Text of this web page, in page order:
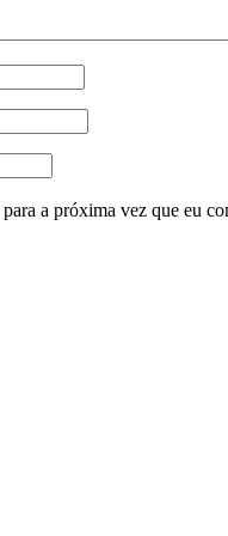
a próxima vez que eu